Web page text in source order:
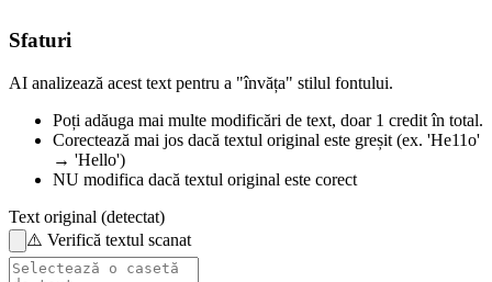
Sfaturi
AI analizează acest text pentru a "învăța" stilul fontului.
Poți adăuga mai multe modificări de text, doar 1 credit în total.
Corectează mai jos dacă textul original este greșit (ex. 'He11o'
→ 'Hello')
NU modifica dacă textul original este corect
Text original (detectat)
⚠️ Verifică textul scanat